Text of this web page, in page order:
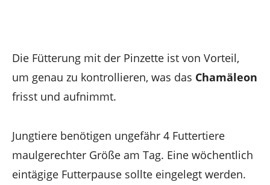
Die Fütterung mit der Pinzette ist von Vorteil,
um genau zu kontrollieren, was das Chamäleon
frisst und aufnimmt.
Jungtiere benötigen ungefähr 4 Futtertiere
maulgerechter Größe am Tag. Eine wöchentlich
eintägige Futterpause sollte eingelegt werden.